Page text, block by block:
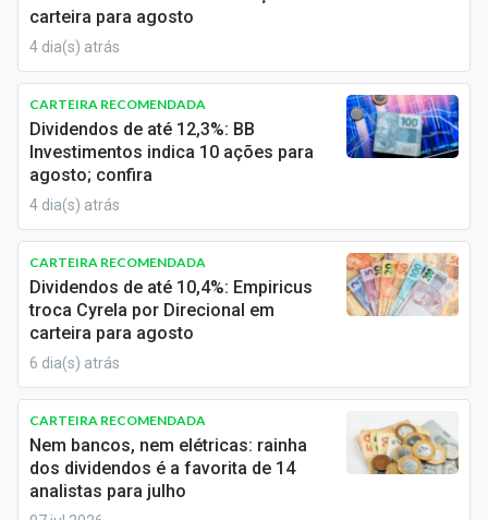
Tecnologia
Conteúdo de Marca
Sobre
Expediente
Contato
carteira para agosto
4 dia(s) atrás
CARTEIRA RECOMENDADA
Dividendos de até 12,3%: BB
Investimentos indica 10 ações para
agosto; confira
4 dia(s) atrás
CARTEIRA RECOMENDADA
Dividendos de até 10,4%: Empiricus
troca Cyrela por Direcional em
carteira para agosto
6 dia(s) atrás
CARTEIRA RECOMENDADA
Nem bancos, nem elétricas: rainha
dos dividendos é a favorita de 14
analistas para julho